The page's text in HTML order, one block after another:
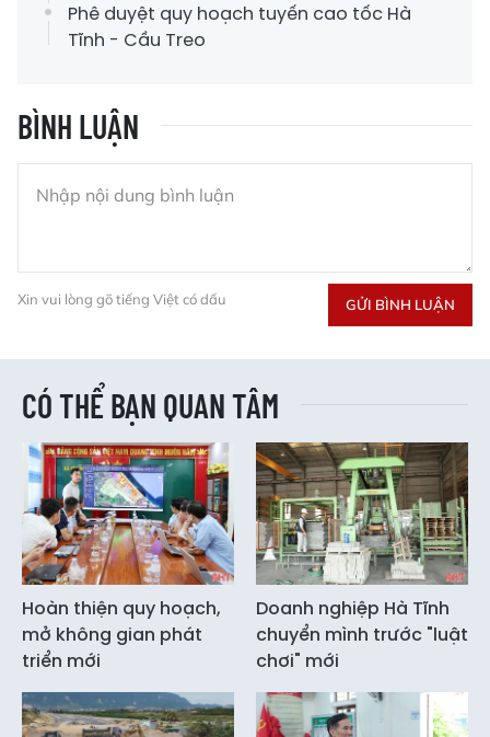
Phê duyệt quy hoạch tuyến cao tốc Hà
Tĩnh - Cầu Treo
BÌNH LUẬN
Xin vui lòng gõ tiếng Việt có dấu GỬI BÌNH LUẬN
CÓ THỂ BẠN QUAN TÂM
Hoàn thiện quy hoạch,
mở không gian phát
triển mới
Doanh nghiệp Hà Tĩnh
chuyển mình trước "luật
chơi" mới